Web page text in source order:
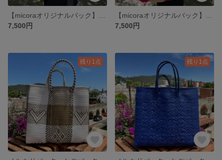
7,500円
7,500円
残り1点 残り1点